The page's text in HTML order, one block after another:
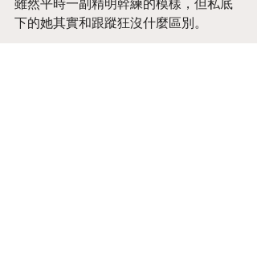
雖然平時一副精明幹練的模樣，但私底
下的她其實和跟蹤狂沒什麼區別。